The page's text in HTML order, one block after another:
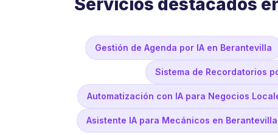
Servicios destacados
Gestión de Agenda por IA en Berantevilla
Sistema de Recordatorios
Automatización con IA para Negocios
Asistente IA para Mecánicos en Berantevilla